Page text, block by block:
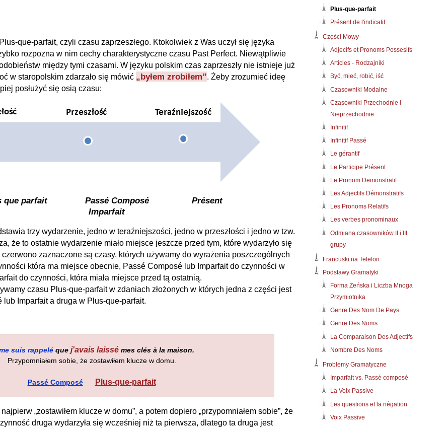
Plus-que-parfait
Présent de l'indicatif
Części Mowy
Adjecifs et Pronoms Possesifs
Articles - Rodzajniki
Być, mieć, robić, iść
Czasowniki Modalne
Czasowniki Przechodnie i
Nieprzechodnie
Infinitif
Infinitif Passé
Le gérantif
Le Participe Présent
Le Pronom Demonstratif
Les Adjectifs Démonstratifs
Les Pronoms Relatifs
Les verbes pronominaux
Odmiana czasowników II i III
grupy
Francuski na Telefon
Podstawy Gramatyki
Forma Żeńska i Liczba Mnoga
Przymiotnika
Genre Des Nom De Pays
Genre Des Noms
La Comparaison Des Adjectifs
Nombre Des Noms
Problemy Gramatyczne
Imparfait vs. Passé composé
La Voix Passive
Les questions et la négation
Voix Passive
que-parfait, czyli czasu zaprzeszłego. Ktokolwiek z Was uczył się języka
rozpozna w nim cechy charakterystyczne czasu Past Perfect. Niewątpliwie
między tymi czasami. W języku polskim czas zaprzeszły nie istnieje już
w staropolskim zdarzało się mówić „byłem zrobiłem”. Żeby zrozumieć ideę
posłużyć się osią czasu:
que parfait Passé Composé Présent
Imparfait
trzy wydarzenie, jedno w teraźniejszości, jedno w przeszłości i jedno w tzw.
że to ostatnie wydarzenie miało miejsce jeszcze przed tym, które wydarzyło się
zaznaczone są czasy, których używamy do wyrażenia poszczególnych
która ma miejsce obecnie, Passé Composé lub Imparfait do czynności w
do czynności, która miała miejsce przed tą ostatnią.
czasu Plus-que-parfait w zdaniach złożonych w których jedna z części jest
Imparfait a druga w Plus-que-parfait.
suis rappelé quej'avais laissé mes clés à la maison.
Przypomniałem sobie, że zostawiłem klucze w domu.
Passé Composé Plus-que-parfait
„zostawiłem klucze w domu”, a potem dopiero „przypomniałem sobie”, że
druga wydarzyła się wcześniej niż ta pierwsza, dlatego ta druga jest